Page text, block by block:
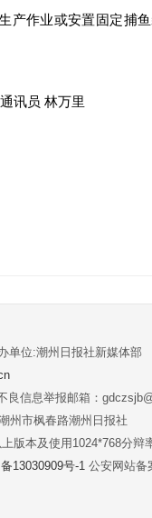
产作业或安置固定捕
讯员 林万里
单位:潮州日报社新媒体部
良信息举报邮箱：
州市枫春路潮州日报社
版本及使用1024*768分辩
13030909号-1 公安网站备